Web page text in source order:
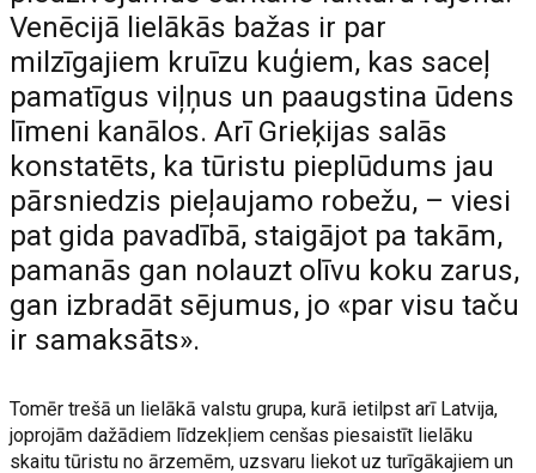
Venēcijā lielākās bažas ir par
milzīgajiem kruīzu kuģiem, kas saceļ
pamatīgus viļņus un paaugstina ūdens
līmeni kanālos. Arī Grieķijas salās
konstatēts, ka tūristu pieplūdums jau
pārsniedzis pieļaujamo robežu, – viesi
pat gida pavadībā, staigājot pa takām,
pamanās gan nolauzt olīvu koku zarus,
gan izbradāt sējumus, jo «par visu taču
ir samaksāts».
Tomēr trešā un lielākā valstu grupa, kurā ietilpst arī Latvija,
joprojām dažādiem līdzekļiem cenšas piesaistīt lielāku
skaitu tūristu no ārzemēm, uzsvaru liekot uz turīgākajiem un